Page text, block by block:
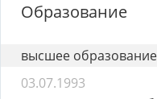
Образование
высшее образование
03.07.1993